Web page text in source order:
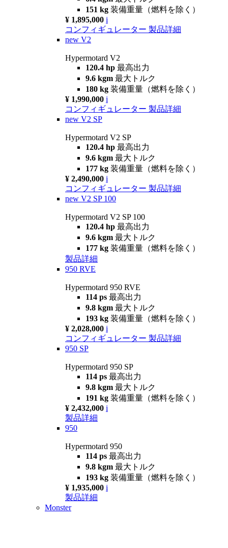
151 kg 装備重量（燃料を除く）
¥ 1,895,000 i
コンフィギュレーター 製品詳細
new V2
Hypermotard V2
120.4 hp 最高出力
9.6 kgm 最大トルク
180 kg 装備重量（燃料を除く）
¥ 1,990,000 i
コンフィギュレーター 製品詳細
new V2 SP
Hypermotard V2 SP
120.4 hp 最高出力
9.6 kgm 最大トルク
177 kg 装備重量（燃料を除く）
¥ 2,490,000 i
コンフィギュレーター 製品詳細
new V2 SP 100
Hypermotard V2 SP 100
120.4 hp 最高出力
9.6 kgm 最大トルク
177 kg 装備重量（燃料を除く）
製品詳細
950 RVE
Hypermotard 950 RVE
114 ps 最高出力
9.8 kgm 最大トルク
193 kg 装備重量（燃料を除く）
¥ 2,028,000 i
コンフィギュレーター 製品詳細
950 SP
Hypermotard 950 SP
114 ps 最高出力
9.8 kgm 最大トルク
191 kg 装備重量（燃料を除く）
¥ 2,432,000 i
製品詳細
950
Hypermotard 950
114 ps 最高出力
9.8 kgm 最大トルク
193 kg 装備重量（燃料を除く）
¥ 1,935,000 i
製品詳細
Monster